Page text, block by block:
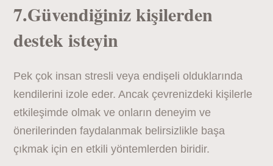
7.Güvendiğiniz kişilerden
destek isteyin
Pek çok insan stresli veya endişeli olduklarında
kendilerini izole eder. Ancak çevrenizdeki kişilerle
etkileşimde olmak ve onların deneyim ve
önerilerinden faydalanmak belirsizlikle başa
çıkmak için en etkili yöntemlerden biridir.